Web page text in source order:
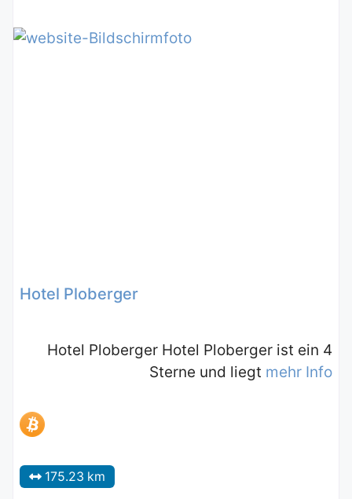
Hotel Ploberger
Hotel Ploberger Hotel Ploberger ist ein 4
Sterne und liegt mehr Info
175.23 km